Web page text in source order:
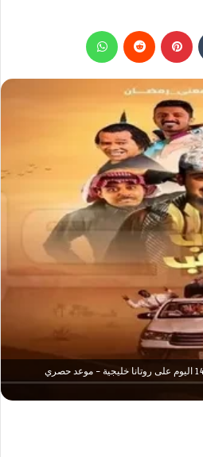
بينتيريست
شاهد أول حلقة من شباب البومب 14 اليوم على روتانا خليجية – موعد حصري